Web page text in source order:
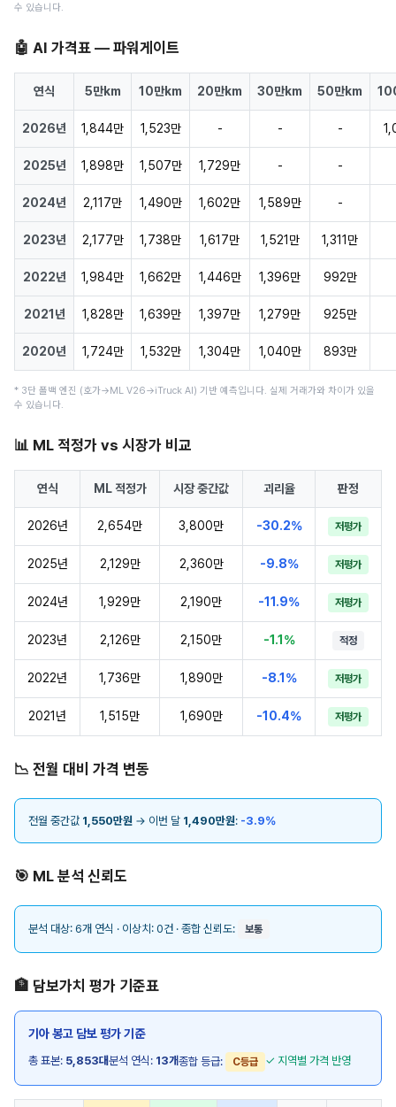
수 있습니다.
🤖 AI 가격표 — 파워게이트
연식 5만km 10만km 20만km 30만km 50만km
2026년 1,844만 1,523만 - - -
2025년 1,898만 1,507만 1,729만 - -
2024년 2,117만 1,490만 1,602만 1,589만 -
2023년 2,177만 1,738만 1,617만 1,521만 1,311만
2022년 1,984만 1,662만 1,446만 1,396만 992만
2021년 1,828만 1,639만 1,397만 1,279만 925만
2020년 1,724만 1,532만 1,304만 1,040만 893만
* 3단 폴백 엔진 (호가→ML V26→iTruck AI) 기반 예측입니다. 실제 거래가와 차이가 있을
수 있습니다.
📊 ML 적정가 vs 시장가 비교
연식 ML 적정가 시장 중간값 괴리율 판정
2026년 2,654만 3,800만 -30.2% 저평가
2025년 2,129만 2,360만 -9.8% 저평가
2024년 1,929만 2,190만 -11.9% 저평가
2023년 2,126만 2,150만 -1.1% 적정
2022년 1,736만 1,890만 -8.1% 저평가
2021년 1,515만 1,690만 -10.4% 저평가
📉 전월 대비 가격 변동
전월 중간값 1,550만원 → 이번 달 1,490만원: -3.9%
🎯 ML 분석 신뢰도
분석 대상: 6개 연식 · 이상치: 0건 · 종합 신뢰도: 보통
🏦 담보가치 평가 기준표
기아 봉고 담보 평가 기준
총 표본: 5,853대분석 연식: 13개종합 등급: C등급 ✓ 지역별 가격 반영